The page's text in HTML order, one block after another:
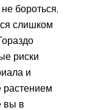
бороться,
слишком
риски
и
растением
вы в